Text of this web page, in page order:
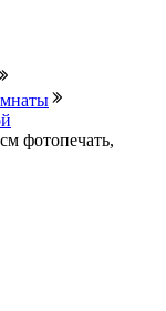
фотопечать,